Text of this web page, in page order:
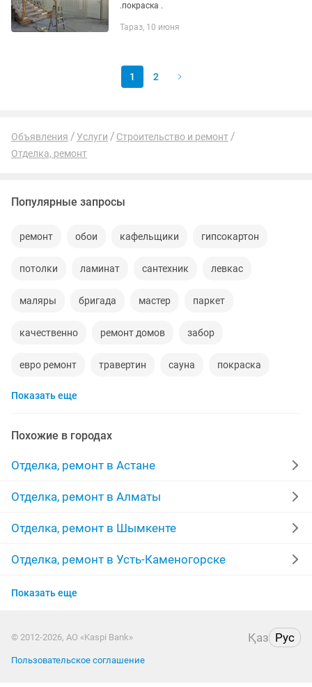
.покраска .
Тараз, 10 июня
1 2
Объявления Услуги
Строительство и ремонт
Отделка, ремонт
Популярные запросы
ремонт обои кафельщики гипсокартон
потолки ламинат сантехник левкас
маляры бригада мастер паркет
качественно ремонт домов забор
евро ремонт травертин сауна покраска
реставрация ванн
ремонт офисов укладка брусчатки
строительная бригада откосы
ремонт домов и квартир качественный ремонт
утепление сантехник электрик обой цен
ремонт потолка
Показать еще
Похожие в городах
Отделка, ремонт в Астане
Отделка, ремонт в Алматы
Отделка, ремонт в Шымкенте
Отделка, ремонт в Усть-Каменогорске
Отделка, ремонт в Костанае
Отделка, ремонт в Семее
Показать еще
© 2012-2026, АО «Kaspi Bank» Қаз Рус
Пользовательское соглашение